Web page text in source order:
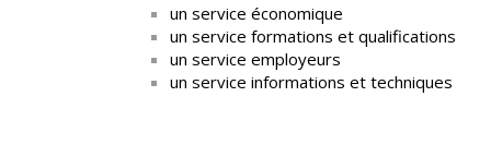
un service économique
un service formations et qualifications
un service employeurs
un service informations et techniques